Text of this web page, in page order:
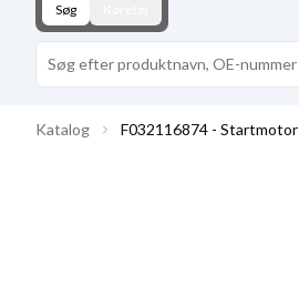
Søg
Katalog F032116874 - Startmotor